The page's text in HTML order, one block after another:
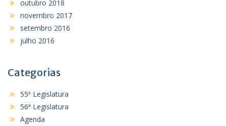
outubro 2018
novembro 2017
setembro 2016
julho 2016
Categorias
55ª Legislatura
56ª Legislatura
Agenda